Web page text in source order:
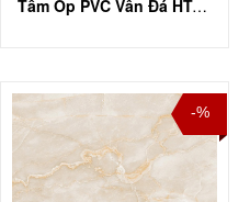
Tấm Ốp PVC Vân Đá HT-A007
-%